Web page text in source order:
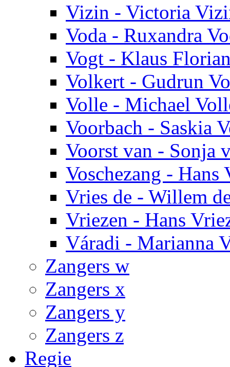
Vizin - Victoria
Voda - Ruxandra
Vogt - Klaus
Volkert - Gudrun
Volle - Michael
Voorbach - Saskia
Voorst van - Sonja
Voschezang - Hans
Vries de - Willem
Vriezen - Hans
Váradi - Marianna
Zangers w
Zangers x
Zangers y
Zangers z
Regie